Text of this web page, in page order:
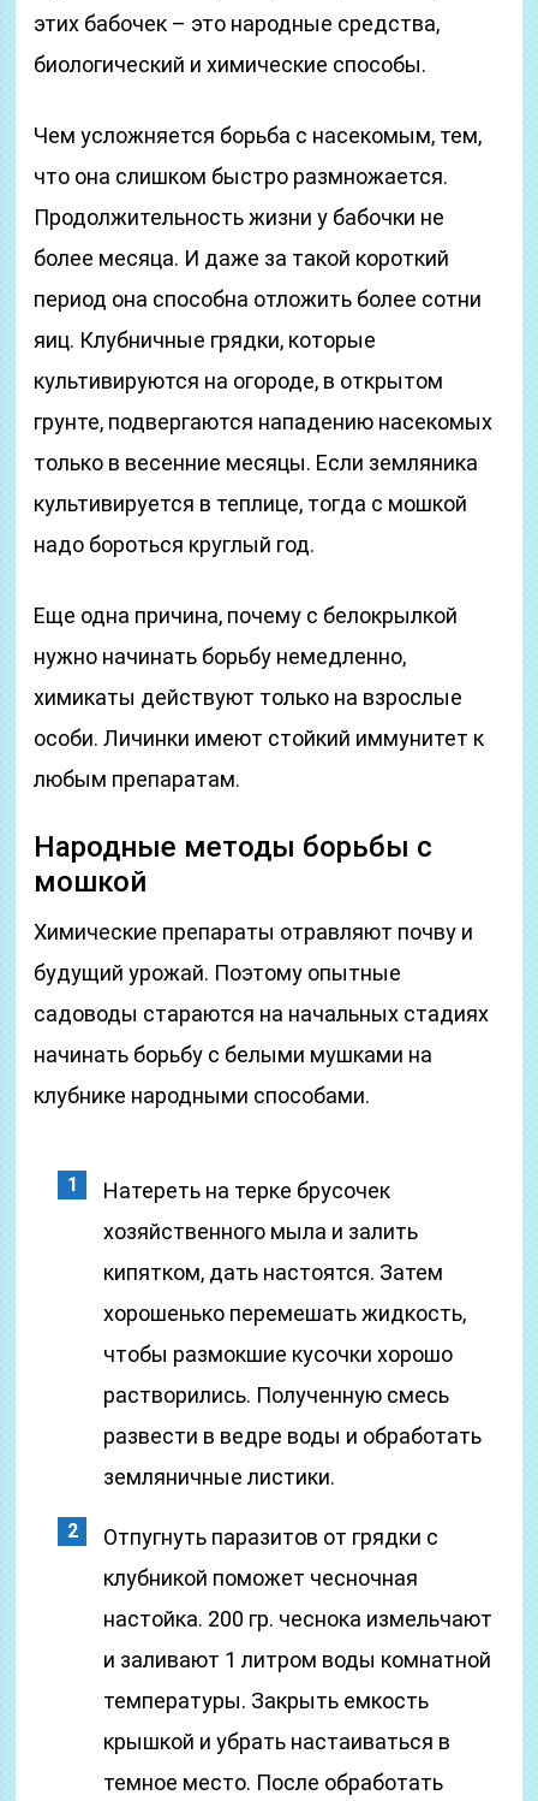
этих бабочек – это народные средства,
биологический и химические способы.
Чем усложняется борьба с насекомым, тем,
что она слишком быстро размножается.
Продолжительность жизни у бабочки не
более месяца. И даже за такой короткий
период она способна отложить более сотни
яиц. Клубничные грядки, которые
культивируются на огороде, в открытом
грунте, подвергаются нападению насекомых
только в весенние месяцы. Если земляника
культивируется в теплице, тогда с мошкой
надо бороться круглый год.
Еще одна причина, почему с белокрылкой
нужно начинать борьбу немедленно,
химикаты действуют только на взрослые
особи. Личинки имеют стойкий иммунитет к
любым препаратам.
Народные методы борьбы с
мошкой
Химические препараты отравляют почву и
будущий урожай. Поэтому опытные
садоводы стараются на начальных стадиях
начинать борьбу с белыми мушками на
клубнике народными способами.
Натереть на терке брусочек
хозяйственного мыла и залить
кипятком, дать настоятся. Затем
хорошенько перемешать жидкость,
чтобы размокшие кусочки хорошо
растворились. Полученную смесь
развести в ведре воды и обработать
земляничные листики.
Отпугнуть паразитов от грядки с
клубникой поможет чесночная
настойка. 200 гр. чеснока измельчают
и заливают 1 литром воды комнатной
температуры. Закрыть емкость
крышкой и убрать настаиваться в
темное место. После обработать